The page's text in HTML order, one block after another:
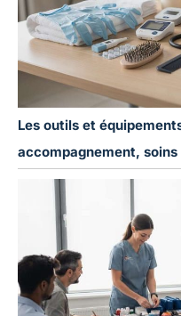
Les outils et
accompagnement,